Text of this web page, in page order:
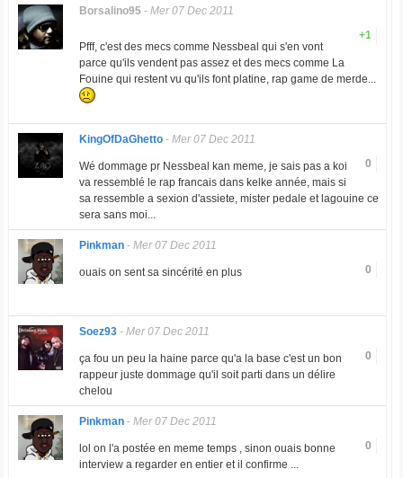
Borsalino95- Mer 07 Dec 2011
+1
Pfff, c'est des mecs comme Nessbeal qui s'en vont
parce qu'ils vendent pas assez et des mecs comme La
Fouine qui restent vu qu'ils font platine, rap game de merde...
KingOfDaGhetto- Mer 07 Dec 2011
0
Wé dommage pr Nessbeal kan meme, je sais pas a koi
va ressemblé le rap francais dans kelke année, mais si
sa ressemble a sexion d'assiete, mister pedale et lagouine ce
sera sans moi...
Pinkman- Mer 07 Dec 2011
0
ouais on sent sa sincérité en plus
Soez93- Mer 07 Dec 2011
0
ça fou un peu la haine parce qu'a la base c'est un bon
rappeur juste dommage qu'il soit parti dans un délire
chelou
Pinkman- Mer 07 Dec 2011
0
lol on l'a postée en meme temps , sinon ouais bonne
interview a regarder en entier et il confirme ...